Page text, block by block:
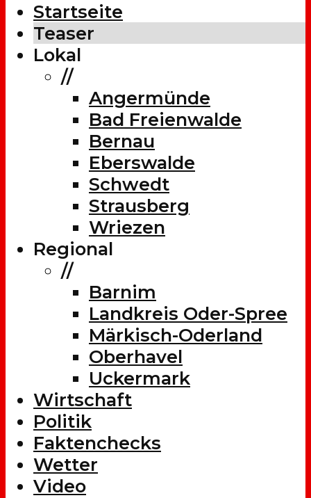
Startseite
Teaser
Lokal
//
Angermünde
Bad Freienwalde
Bernau
Eberswalde
Schwedt
Strausberg
Wriezen
Regional
//
Barnim
Landkreis Oder-Spree
Märkisch-Oderland
Oberhavel
Uckermark
Wirtschaft
Politik
Faktenchecks
Wetter
Video